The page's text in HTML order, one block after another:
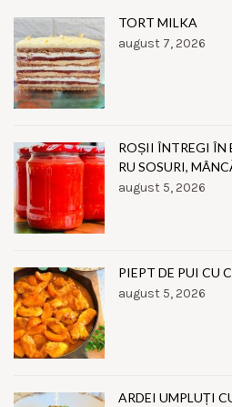
TORT MILKA
august 7, 2026
ROȘII ÎNTREGI ÎN
RU SOSURI,
august 5, 2026
PIEPT DE PUI CU
august 5, 2026
ARDEI UMPLUȚI